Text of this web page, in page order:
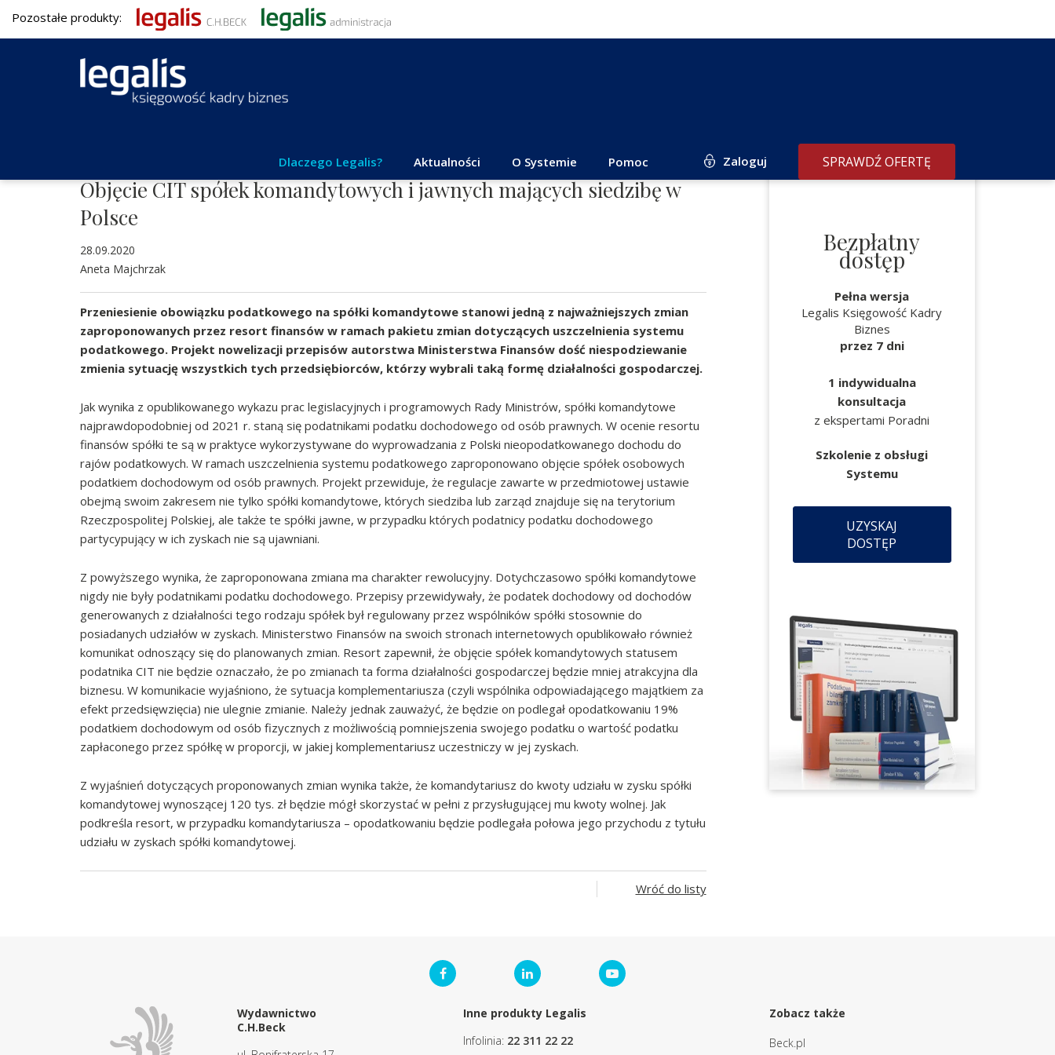
Pozostałe produkty:
Dlaczego Legalis? Aktualności O Systemie Pomoc Zaloguj SPRAWDŹ OFERTĘ
Objęcie CIT spółek komandytowych i jawnych mających siedzibę w
Polsce
28.09.2020
Aneta Majchrzak
Przeniesienie obowiązku podatkowego na spółki komandytowe stanowi jedną z najważniejszych zmian
zaproponowanych przez resort finansów w ramach pakietu zmian dotyczących uszczelnienia systemu
podatkowego. Projekt nowelizacji przepisów autorstwa Ministerstwa Finansów dość niespodziewanie
zmienia sytuację wszystkich tych przedsiębiorców, którzy wybrali taką formę działalności gospodarczej.
Jak wynika z opublikowanego wykazu prac legislacyjnych i programowych Rady Ministrów, spółki komandytowe
najprawdopodobniej od 2021 r. staną się podatnikami podatku dochodowego od osób prawnych. W ocenie resortu
finansów spółki te są w praktyce wykorzystywane do wyprowadzania z Polski nieopodatkowanego dochodu do
rajów podatkowych. W ramach uszczelnienia systemu podatkowego zaproponowano objęcie spółek osobowych
podatkiem dochodowym od osób prawnych. Projekt przewiduje, że regulacje zawarte w przedmiotowej ustawie
obejmą swoim zakresem nie tylko spółki komandytowe, których siedziba lub zarząd znajduje się na terytorium
Rzeczpospolitej Polskiej, ale także te spółki jawne, w przypadku których podatnicy podatku dochodowego
partycypujący w ich zyskach nie są ujawniani.
Z powyższego wynika, że zaproponowana zmiana ma charakter rewolucyjny. Dotychczasowo spółki komandytowe
nigdy nie były podatnikami podatku dochodowego. Przepisy przewidywały, że podatek dochodowy od dochodów
generowanych z działalności tego rodzaju spółek był regulowany przez wspólników spółki stosownie do
posiadanych udziałów w zyskach. Ministerstwo Finansów na swoich stronach internetowych opublikowało również
komunikat odnoszący się do planowanych zmian. Resort zapewnił, że objęcie spółek komandytowych statusem
podatnika CIT nie będzie oznaczało, że po zmianach ta forma działalności gospodarczej będzie mniej atrakcyjna dla
biznesu. W komunikacie wyjaśniono, że sytuacja komplementariusza (czyli wspólnika odpowiadającego majątkiem za
efekt przedsięwzięcia) nie ulegnie zmianie. Należy jednak zauważyć, że będzie on podlegał opodatkowaniu 19%
podatkiem dochodowym od osób fizycznych z możliwością pomniejszenia swojego podatku o wartość podatku
zapłaconego przez spółkę w proporcji, w jakiej komplementariusz uczestniczy w jej zyskach.
Z wyjaśnień dotyczących proponowanych zmian wynika także, że komandytariusz do kwoty udziału w zysku spółki
komandytowej wynoszącej 120 tys. zł będzie mógł skorzystać w pełni z przysługującej mu kwoty wolnej. Jak
podkreśla resort, w przypadku komandytariusza – opodatkowaniu będzie podlegała połowa jego przychodu z tytułu
udziału w zyskach spółki komandytowej.
Wróć do listy
Bezpłatny
dostęp
Pełna wersja
Legalis Księgowość Kadry
Biznes
przez 7 dni
1 indywidualna
konsultacja
z ekspertami Poradni
Szkolenie z obsługi
Systemu
UZYSKAJ
DOSTĘP
Wydawnictwo
C.H.Beck
Inne produkty Legalis
Infolinia: 22 311 22 22
Zobacz także
Beck.pl